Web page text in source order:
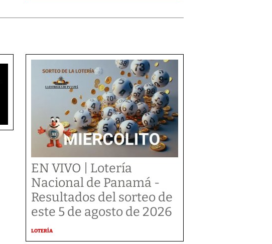
EN VIVO | Lotería
Nacional de Panamá -
Resultados del sorteo de
este 5 de agosto de 2026
LOTERÍA